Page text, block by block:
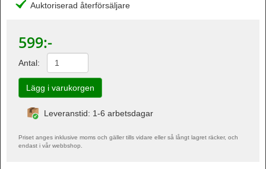
Auktoriserad återförsäljare
599:-
Antal:
Leveranstid: 1-6 arbetsdagar
Priset anges inklusive moms och gäller tills vidare eller så långt lagret räcker, och
endast i vår webbshop.